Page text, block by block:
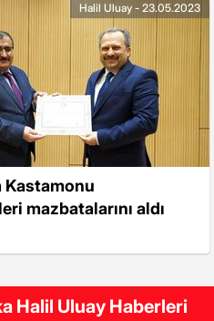
Kastamonu
mazbatalarını aldı
Halil Uluay - 23.05.2023
Halil Uluay Haberleri